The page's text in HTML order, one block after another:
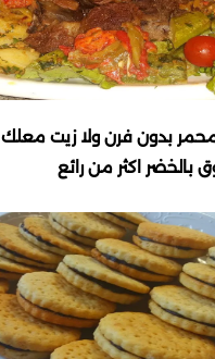
بدون فرن ولا زيت معلك
بالخضر اكثر من رائع